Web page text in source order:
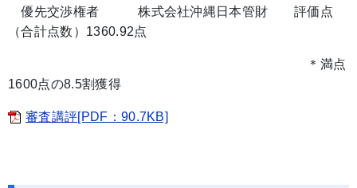
優先交渉権者 株式会社沖縄日本管財 評価点
（合計点数）1360.92点
＊満点
1600点の8.5割獲得
審査講評[PDF：90.7KB]